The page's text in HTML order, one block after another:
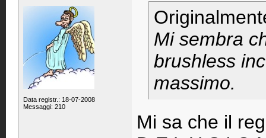
Data registr.: 18-07-2008
Messaggi: 210
Mi sembra
brushless
massimo.
Mi sa che il